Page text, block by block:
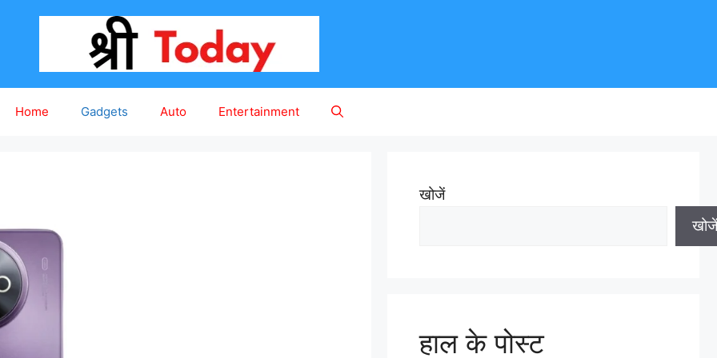
Home Gadgets Auto Entertainment
खोजें
खोजें
हाल के पोस्ट